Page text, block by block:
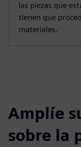
las piezas que
tienen que
materiales.
Amplíe
sobre la